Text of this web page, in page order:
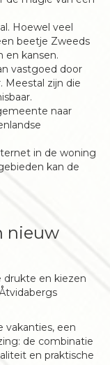
Hoewel veel
beetje Zweeds
en kansen.
vastgoed door
Meestal zijn die
naar
in de woning
kan de
nieuw
drukte en kiezen
vakanties, een
de combinatie
en praktische